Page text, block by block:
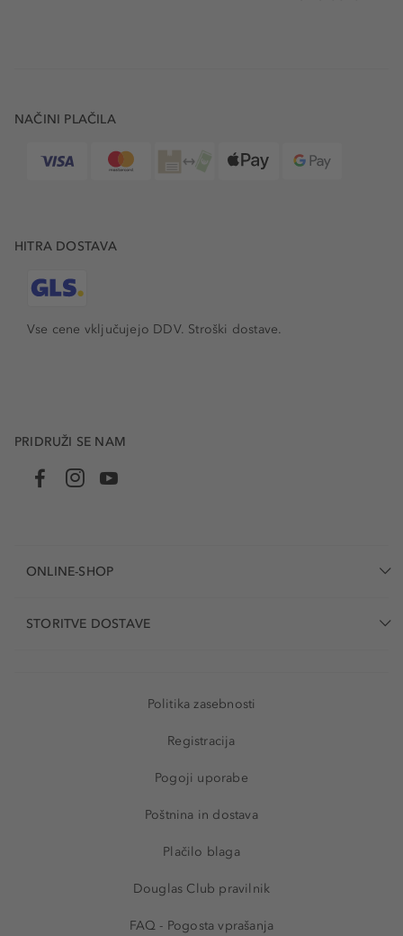
NAČINI PLAČILA
HITRA DOSTAVA
Vse cene vključujejo DDV. Stroški dostave.
PRIDRUŽI SE NAM
ONLINE-SHOP
STORITVE DOSTAVE
Politika zasebnosti
Registracija
Pogoji uporabe
Poštnina in dostava
Plačilo blaga
Douglas Club pravilnik
FAQ - Pogosta vprašanja